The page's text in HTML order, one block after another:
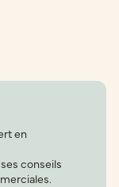
en
conseils